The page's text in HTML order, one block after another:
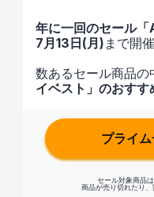
年に一回のセール「
7月13日(月) まで開
数あるセール商品の
イベスト」のおすす
プライ
セール対象商品
商品が売り切れたり、